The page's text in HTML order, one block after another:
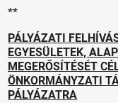
**
PÁLYÁZATI
EGYESÜLETEK,
MEGERŐSÍTÉSÉT
ÖNKORMÁNYZATI
PÁLYÁZATRA